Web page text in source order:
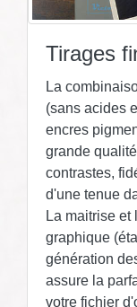
Tirages
La
(sans acides
encres
grande
contrastes,
d'une tenue
La maitrise
graphique
génération
assure la
votre fichier